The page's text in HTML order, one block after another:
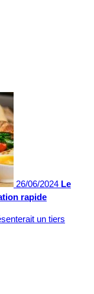
26/06/2024 Le
rapide
un tiers